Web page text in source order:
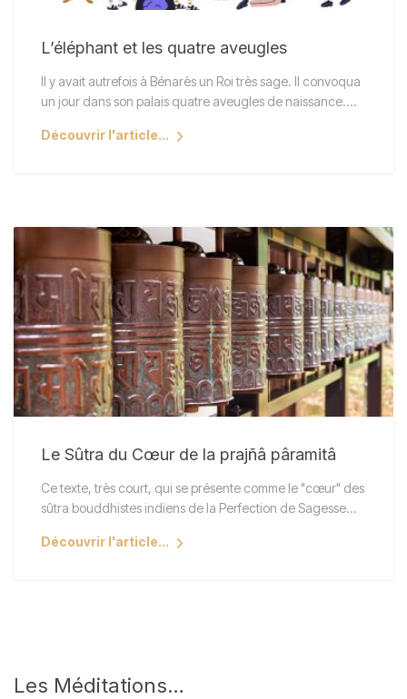
L’éléphant et les quatre aveugles
Il y avait autrefois à Bénarès un Roi très sage. Il convoqua
un jour dans son palais quatre aveugles de naissance.…
Découvrir l'article...
Le Sûtra du Cœur de la prajñâ pâramitâ
Ce texte, très court, qui se présente comme le "cœur" des
sûtra bouddhistes indiens de la Perfection de Sagesse…
Découvrir l'article...
Les Méditations…